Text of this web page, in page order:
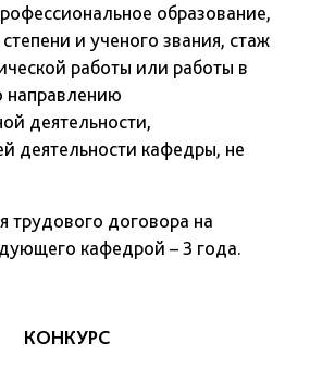
образование,
и ученого звания, стаж
работы или работы в
направлению
деятельности,
деятельности кафедры, не
трудового договора на
кафедрой – 3 года.
КОНКУРС